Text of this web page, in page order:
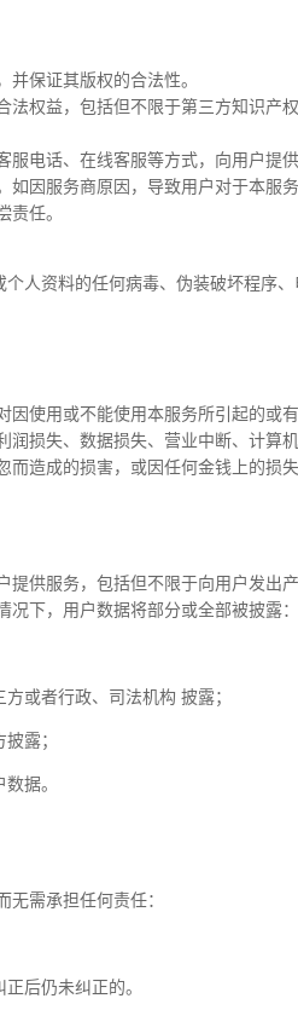
保证其版权的合法性。
权益，包括但不限于第三方知识
电话、在线客服等方式，向用户提
因服务商原因，导致用户对于本服
任。
人资料的任何病毒、伪装破坏程序
使用或不能使用本服务所引起的或
润损失、数据损失、营业中断、计
造成的损害，或因任何金钱上的
供服务，包括但不限于向用户发出产
下，用户数据将部分或全部被披露：
或者行政、司法机构 披露；
露；
据。
需承担任何责任：
后仍未纠正的。